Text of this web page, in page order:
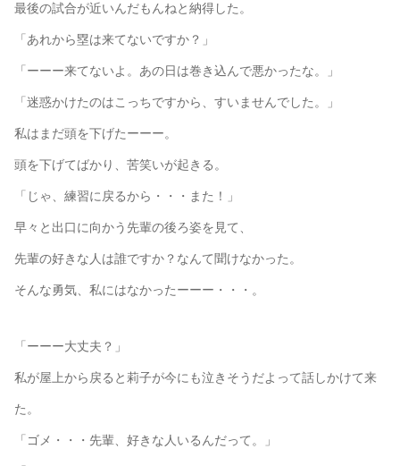
最後の試合が近いんだもんねと納得した。
「あれから塁は来てないですか？」
「ーーー来てないよ。あの日は巻き込んで悪かったな。」
「迷惑かけたのはこっちですから、すいませんでした。」
私はまだ頭を下げたーーー。
頭を下げてばかり、苦笑いが起きる。
「じゃ、練習に戻るから・・・また！」
早々と出口に向かう先輩の後ろ姿を見て、
先輩の好きな人は誰ですか？なんて聞けなかった。
そんな勇気、私にはなかったーーー・・・。
「ーーー大丈夫？」
私が屋上から戻ると莉子が今にも泣きそうだよって話しかけて来
た。
「ゴメ・・・先輩、好きな人いるんだって。」